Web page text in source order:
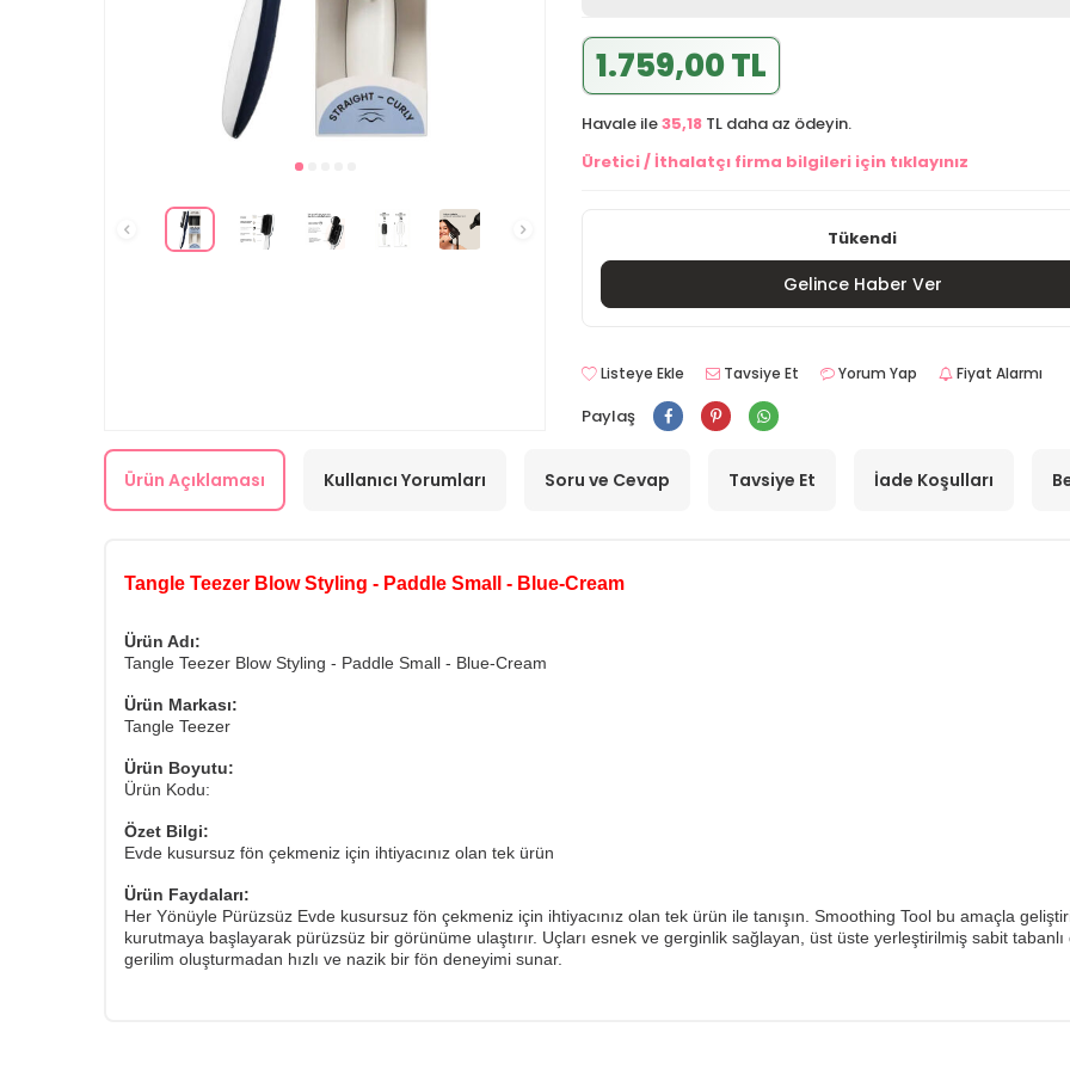
1.759,00 TL
Havale ile35,18 TL daha az ödeyin.
Üretici / İthalatçı firma bilgileri için tıklayınız
Tükendi
Gelince Haber Ver
Listeye Ekle Tavsiye Et Yorum Yap Fiyat Alarmı
Paylaş
Ürün Açıklaması Kullanıcı Yorumları Soru ve Cevap Tavsiye Et İade Koşulları
Tangle Teezer Blow Styling - Paddle Small - Blue-Cream
Ürün Adı:
Tangle Teezer Blow Styling - Paddle Small - Blue-Cream
Ürün Markası:
Tangle Teezer
Ürün Boyutu:
Ürün Kodu:
Özet Bilgi:
Evde kusursuz fön çekmeniz için ihtiyacınız olan tek ürün
Ürün Faydaları:
Her Yönüyle Pürüzsüz Evde kusursuz fön çekmeniz için ihtiyacınız olan tek ürün ile tanışın. Smoothing Tool bu amaçla
kurutmaya başlayarak pürüzsüz bir görünüme ulaştırır. Uçları esnek ve gerginlik sağlayan, üst üste yerleştirilmiş sabit
gerilim oluşturmadan hızlı ve nazik bir fön deneyimi sunar.